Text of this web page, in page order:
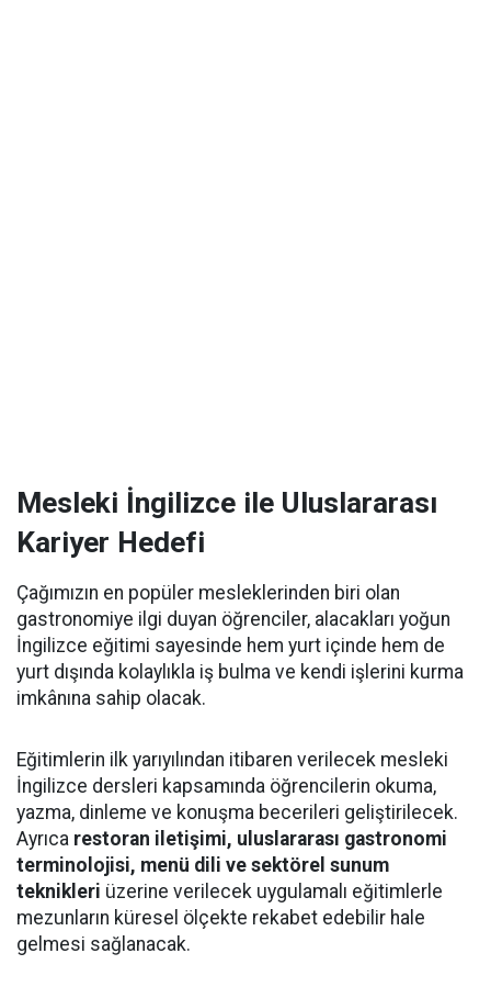
Mesleki İngilizce ile Uluslararası
Kariyer Hedefi
Çağımızın en popüler mesleklerinden biri olan
gastronomiye ilgi duyan öğrenciler, alacakları yoğun
İngilizce eğitimi sayesinde hem yurt içinde hem de
yurt dışında kolaylıkla iş bulma ve kendi işlerini kurma
imkânına sahip olacak.
Eğitimlerin ilk yarıyılından itibaren verilecek mesleki
İngilizce dersleri kapsamında öğrencilerin okuma,
yazma, dinleme ve konuşma becerileri geliştirilecek.
Ayrıca restoran iletişimi, uluslararası gastronomi
terminolojisi, menü dili ve sektörel sunum
teknikleri üzerine verilecek uygulamalı eğitimlerle
mezunların küresel ölçekte rekabet edebilir hale
gelmesi sağlanacak.